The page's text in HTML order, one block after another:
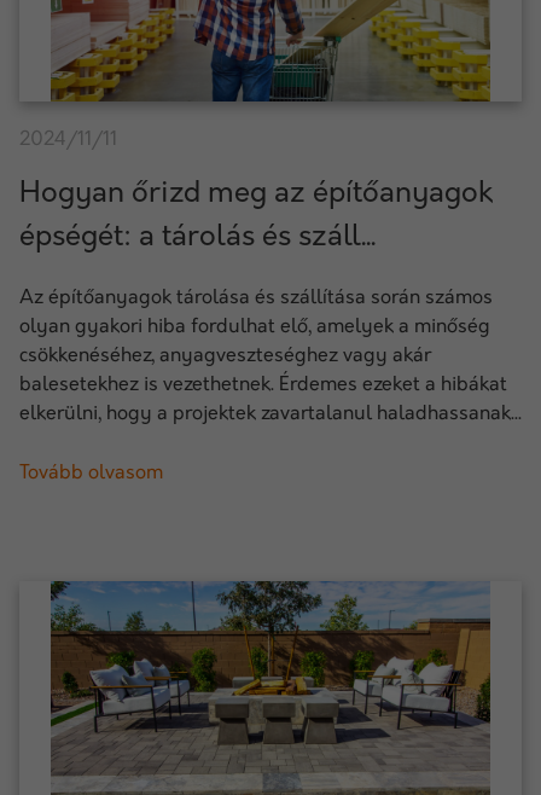
2024/11/11
Hogyan őrizd meg az építőanyagok
épségét: a tárolás és száll...
Az építőanyagok tárolása és szállítása során számos
olyan gyakori hiba fordulhat elő, amelyek a minőség
csökkenéséhez, anyagveszteséghez vagy akár
balesetekhez is vezethetnek. Érdemes ezeket a hibákat
elkerülni, hogy a projektek zavartalanul haladhassanak...
Tovább olvasom